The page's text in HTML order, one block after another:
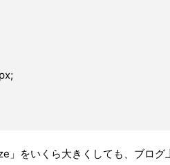
」をいくら大きくしても、ブログ